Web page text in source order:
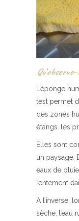
Qu‘observe–
L’éponge
test permet
des zones
étangs, les
Elles sont
un paysage.
eaux de
lentement
A l’inverse,
sèche, l’eau